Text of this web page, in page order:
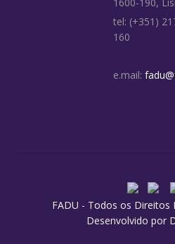
tel: (+351)
160
e.mail:
FADU - Todos os Direitos
Desenvolvido por